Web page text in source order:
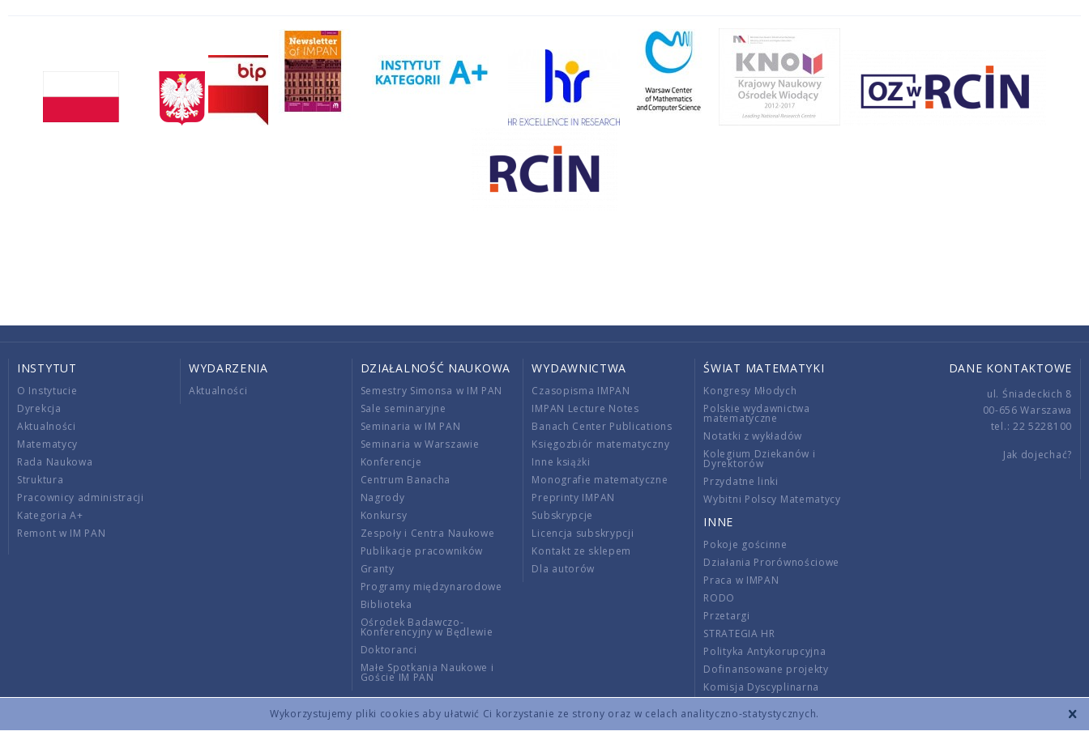
Wykorzystujemy pliki cookies aby ułatwić Ci korzystanie ze strony oraz w celach analityczno-statystycznych.
INSTYTUT
O Instytucie
Dyrekcja
Aktualności
Matematycy
Rada Naukowa
Struktura
Pracownicy administracji
Kategoria A+
Remont w IM PAN
WYDARZENIA
Aktualności
DZIAŁALNOŚĆ NAUKOWA
Semestry Simonsa w IM PAN
Sale seminaryjne
Seminaria w IM PAN
Seminaria w Warszawie
Konferencje
Centrum Banacha
Nagrody
Konkursy
Zespoły i Centra Naukowe
Publikacje pracowników
Granty
Programy międzynarodowe
Biblioteka
Ośrodek Badawczo-
Konferencyjny w Będlewie
Doktoranci
Małe Spotkania Naukowe i
Goście IM PAN
WYDAWNICTWA
Czasopisma IMPAN
IMPAN Lecture Notes
Banach Center Publications
Księgozbiór matematyczny
Inne książki
Monografie matematyczne
Preprinty IMPAN
Subskrypcje
Licencja subskrypcji
Kontakt ze sklepem
Dla autorów
ŚWIAT MATEMATYKI
Kongresy Młodych
Polskie wydawnictwa
matematyczne
Notatki z wykładów
Kolegium Dziekanów i
Dyrektorów
Przydatne linki
Wybitni Polscy Matematycy
INNE
Pokoje gościnne
Działania Prorównościowe
Praca w IMPAN
RODO
Przetargi
STRATEGIA HR
Polityka Antykorupcyjna
Dofinansowane projekty
Komisja Dyscyplinarna
Wnoszenie opłat
DANE KONTAKTOWE
ul. Śniadeckich 8
00-656 Warszawa
tel.: 22 5228100
Jak dojechać?